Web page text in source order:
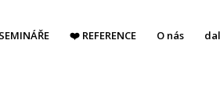
SEMINÁŘE ❤️ REFERENCE O nás